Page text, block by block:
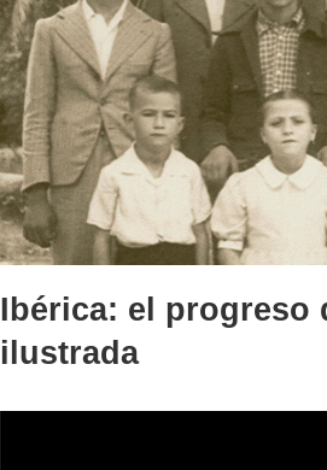
Ibérica: el progreso
ilustrada